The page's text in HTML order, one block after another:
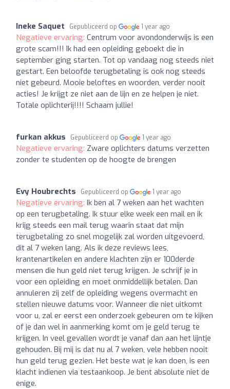
Ineke Saquet Gepubliceerd op 1 year ago
Negatieve ervaring: Centrum voor avondonderwijs is een
grote scam!!! Ik had een opleiding geboekt die in
september ging starten. Tot op vandaag nog steeds niet
gestart. Een beloofde terugbetaling is ook nog steeds
niet gebeurd. Mooie beloftes en woorden, verder nooit
acties! Je krijgt ze niet aan de lijn en ze helpen je niet.
Totale oplichterij!!!! Schaam jullie!
furkan akkus Gepubliceerd op 1 year ago
Negatieve ervaring: Zware oplichters datums verzetten
zonder te studenten op de hoogte de brengen
Evy Houbrechts Gepubliceerd op 1 year ago
Negatieve ervaring: Ik ben al 7 weken aan het wachten
op een terugbetaling. Ik stuur elke week een mail en ik
krijg steeds een mail terug waarin staat dat mijn
terugbetaling zo snel mogelijk zal worden uitgevoerd,
dit al 7 weken lang. Als ik deze reviews lees,
krantenartikelen en andere klachten zijn er 100derde
mensen die hun geld niet terug krijgen. Je schrijf je in
voor een opleiding en moet onmiddellijk betalen. Dan
annuleren zij zelf de opleiding wegens overmacht en
stellen nieuwe datums voor. Wanneer die niet uitkomt
voor u, zal er eerst een onderzoek gebeuren om te kijken
of je dan wel in aanmerking komt om je geld terug te
krijgen. In veel gevallen wordt je vanaf dan aan het lijntje
gehouden. Bij mij is dat nu al 7 weken, vele hebben nooit
hun geld terug gezien. Het beste wat je kan doen, is een
klacht indienen via testaankoop. Je bent absolute niet de
enige.